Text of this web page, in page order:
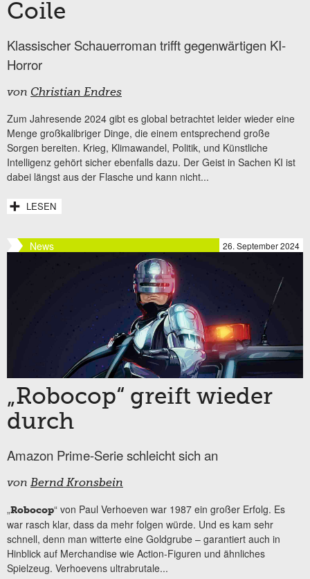
Coile
Klassischer Schauerroman trifft gegenwärtigen KI-
Horror
von Christian Endres
Zum Jahresende 2024 gibt es global betrachtet leider wieder eine
Menge großkalibriger Dinge, die einem entsprechend große
Sorgen bereiten. Krieg, Klimawandel, Politik, und Künstliche
Intelligenz gehört sicher ebenfalls dazu. Der Geist in Sachen KI ist
dabei längst aus der Flasche und kann nicht...
LESEN
News 26. September 2024
„Robocop“ greift wieder
durch
Amazon Prime-Serie schleicht sich an
von Bernd Kronsbein
„Robocop“ von Paul Verhoeven war 1987 ein großer Erfolg. Es
war rasch klar, dass da mehr folgen würde. Und es kam sehr
schnell, denn man witterte eine Goldgrube – garantiert auch in
Hinblick auf Merchandise wie Action-Figuren und ähnliches
Spielzeug. Verhoevens ultrabrutale...